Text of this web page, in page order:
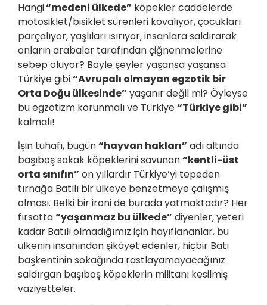
Hangi“medeni ülkede” köpekler caddelerde
motosiklet/bisiklet sürenleri kovalıyor, çocukları
parçalıyor, yaşlıları ısırıyor, insanlara saldırarak
onların arabalar tarafından çiğnenmelerine
sebep oluyor? Böyle şeyler yaşansa yaşansa
Türkiye gibi“Avrupalı olmayan egzotik bir
Orta Doğu ülkesinde” yaşanır değil mi? Öyleyse
bu egzotizm korunmalı ve Türkiye“Türkiye gibi”
kalmalı!
İşin tuhafı, bugün“hayvan hakları” adı altında
başıboş sokak köpeklerini savunan“kentli-üst
orta sınıfın” on yıllardır Türkiye’yi tepeden
tırnağa Batılı bir ülkeye benzetmeye çalışmış
olması. Belki bir ironi de burada yatmaktadır? Her
fırsatta“yaşanmaz bu ülkede” diyenler, yeteri
kadar Batılı olmadığımız için hayıflananlar, bu
ülkenin insanından şikâyet edenler, hiçbir Batı
başkentinin sokağında rastlayamayacağınız
saldırgan başıboş köpeklerin militanı kesilmiş
vaziyetteler.